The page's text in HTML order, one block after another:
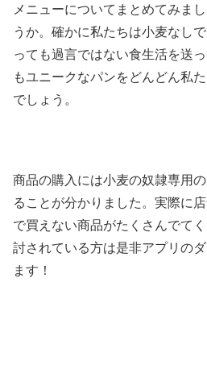
メニューについてまとめてみま
うか。確かに私たちは小麦なし
っても過言ではない食生活を送
もユニークなパンをどんどん私
でしょう。
商品の購入には小麦の奴隷専用
ることが分かりました。実際に
で買えない商品がたくさんでて
討されている方は是非アプリの
ます！